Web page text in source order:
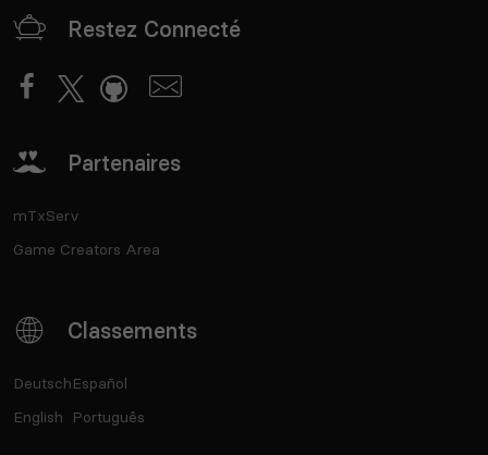
Restez Connecté
Partenaires
mTxServ
Game Creators Area
Classements
Deutsch
English
Español
Português